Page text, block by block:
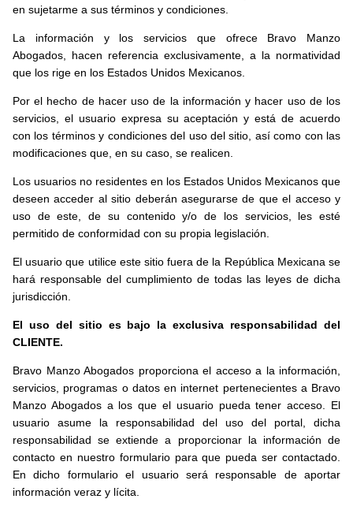
en sujetarme a sus términos y condiciones.
La información y los servicios que ofrece Bravo Manzo
Abogados, hacen referencia exclusivamente, a la normatividad
que los rige en los Estados Unidos Mexicanos.
Por el hecho de hacer uso de la información y hacer uso de los
servicios, el usuario expresa su aceptación y está de acuerdo
con los términos y condiciones del uso del sitio, así como con las
modificaciones que, en su caso, se realicen.
Los usuarios no residentes en los Estados Unidos Mexicanos que
deseen acceder al sitio deberán asegurarse de que el acceso y
uso de este, de su contenido y/o de los servicios, les esté
permitido de conformidad con su propia legislación.
El usuario que utilice este sitio fuera de la República Mexicana se
hará responsable del cumplimiento de todas las leyes de dicha
jurisdicción.
El uso del sitio es bajo la exclusiva responsabilidad del
CLIENTE.
Bravo Manzo Abogados proporciona el acceso a la información,
servicios, programas o datos en internet pertenecientes a Bravo
Manzo Abogados a los que el usuario pueda tener acceso. El
usuario asume la responsabilidad del uso del portal, dicha
responsabilidad se extiende a proporcionar la información de
contacto en nuestro formulario para que pueda ser contactado.
En dicho formulario el usuario será responsable de aportar
información veraz y lícita.